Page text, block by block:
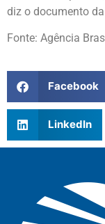
diz o documento da
Fonte: Agência
Facebook
LinkedIn